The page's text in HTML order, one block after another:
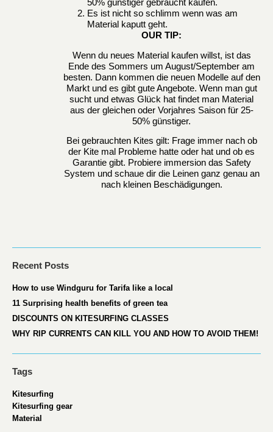
50% günstiger gebraucht kaufen.
Es ist nicht so schlimm wenn was am
Material kaputt geht.
OUR TIP:
Wenn du neues Material kaufen willst, ist das
Ende des Sommers um August/September am
besten. Dann kommen die neuen Modelle auf den
Markt und es gibt gute Angebote. Wenn man gut
sucht und etwas Glück hat findet man Material
aus der gleichen oder Vorjahres Saison für 25-
50% günstiger.
Bei gebrauchten Kites gilt: Frage immer nach ob
der Kite mal Probleme hatte oder hat und ob es
Garantie gibt. Probiere immersion das Safety
System und schaue dir die Leinen ganz genau an
nach kleinen Beschädigungen.
Recent Posts
How to use Windguru for Tarifa like a local
11 Surprising health benefits of green tea
DISCOUNTS ON KITESURFING CLASSES
WHY RIP CURRENTS CAN KILL YOU AND HOW TO AVOID THEM!
Tags
Kitesurfing
Kitesurfing gear
Material